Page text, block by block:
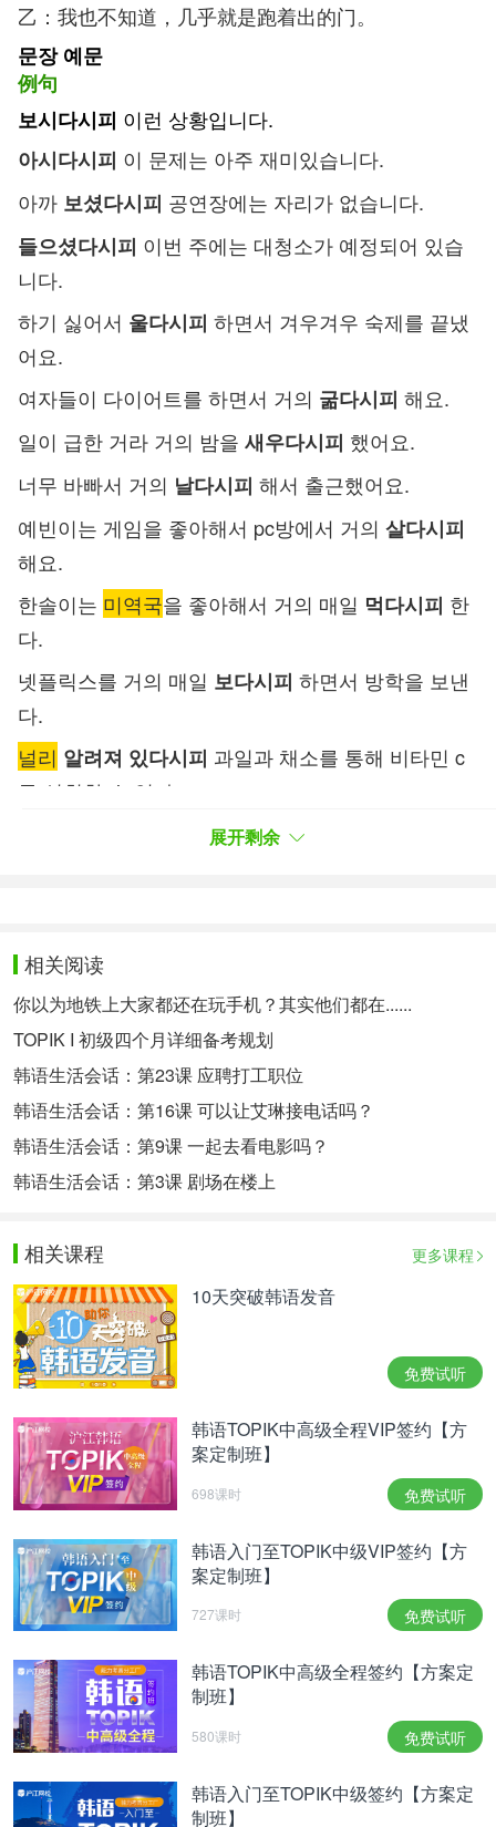
乙：我也不知道，几乎就是跑着出的门。
문장 예문
例句
보시다시피 이런 상황입니다.
아시다시피 이 문제는 아주 재미있습니다.
아까 보셨다시피 공연장에는 자리가 없습니다.
들으셨다시피 이번 주에는 대청소가 예정되어 있습
니다.
하기 싫어서 울다시피 하면서 겨우겨우 숙제를 끝냈
어요.
여자들이 다이어트를 하면서 거의 굶다시피 해요.
일이 급한 거라 거의 밤을 새우다시피 했어요.
너무 바빠서 거의 날다시피 해서 출근했어요.
예빈이는 게임을 좋아해서 pc방에서 거의 살다시피
해요.
한솔이는 미역국을 좋아해서 거의 매일 먹다시피 한
다.
넷플릭스를 거의 매일 보다시피 하면서 방학을 보낸
다.
널리 알려져 있다시피 과일과 채소를 통해 비타민 c
를 섭취할 수 있다.
情况就是你看到的这样。
正如您听到的那样，本周有大扫除。
实在不想做，几乎是边哭边把作业做完。
女孩子们可以说几乎都是用饿肚子来减肥。
有急事，所以几乎可以说是没睡。
太忙了，几乎就是飞着去上班。
艺彬很喜欢打游戏，差不多就是住在网吧了。
放假的时候几乎每天都在看网飞。
大家都知道，可以通过水果和蔬菜摄取维生素C。
今日词汇：
지각하다【他动词】感知 ，感觉
벌써【副词】已经 ，都已
공휴일【名词】公休日 ，法定休息天 ，法定假日
미역국【名词】海带汤
널리【副词】广泛 ，大范围
句型语法：
-거나
表示对可以选择的事实的罗列。
쉬는 날에는 여행을 하거나 책을 읽어요.
休息体去旅行，或者读书。
生病或是疲倦的时候，就会想妈妈。
展开剩余
相关阅读
你以为地铁上大家都还在玩手机？其实他们都在......
TOPIK I 初级四个月详细备考规划
韩语生活会话：第23课 应聘打工职位
韩语生活会话：第16课 可以让艾琳接电话吗？
韩语生活会话：第9课 一起去看电影吗？
韩语生活会话：第3课 剧场在楼上
相关课程 更多课程
10天突破韩语发音
免费试听
韩语TOPIK中高级全程VIP签约【方
案定制班】
698课时 免费试听
韩语入门至TOPIK中级VIP签约【方
案定制班】
727课时 免费试听
韩语TOPIK中高级全程签约【方案定
制班】
580课时 免费试听
韩语入门至TOPIK中级签约【方案定
制班】